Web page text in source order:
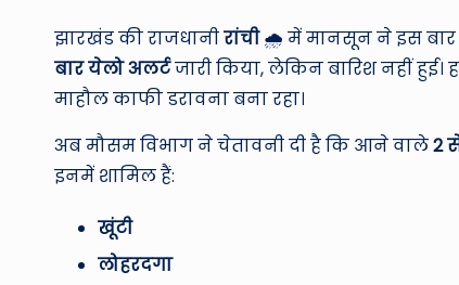
झारखंड की राजधानीरांची🌧️ में मानसून ने इस बार
बार येलो अलर्टजारी किया, लेकिन बारिश नहीं
माहौल काफी डरावना बना रहा।
अब मौसम विभाग ने चेतावनी दी है कि आने वाले2
इनमें शामिल हैं:
खूंटी
लोहरदगा